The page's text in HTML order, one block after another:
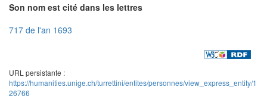
Son nom est cité dans les lettres
717 de l'an 1693
URL persistante :
https://humanities.unige.ch/turrettini/entites/personnes/view_express_entity/1
26766